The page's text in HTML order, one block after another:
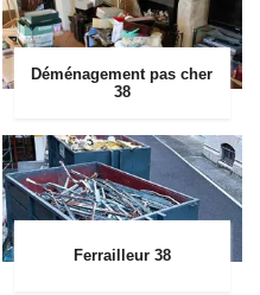
Déménagement pas cher
38
Ferrailleur 38